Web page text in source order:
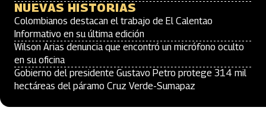
NUEVAS HISTORIAS
Colombianos destacan el trabajo de El Calentao
Informativo en su última edición
Wilson Arias denuncia que encontró un micrófono oculto
en su oficina
Gobierno del presidente Gustavo Petro protege 314 mil
hectáreas del páramo Cruz Verde-Sumapaz